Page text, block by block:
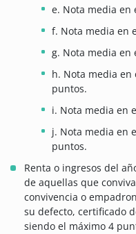
e. Nota media en
f. Nota media en
g. Nota media en
h. Nota media en
puntos.
i. Nota media en
j. Nota media en
puntos.
Renta o ingresos del
de aquellas que
convivencia o
su defecto, certificado
siendo el máximo 4